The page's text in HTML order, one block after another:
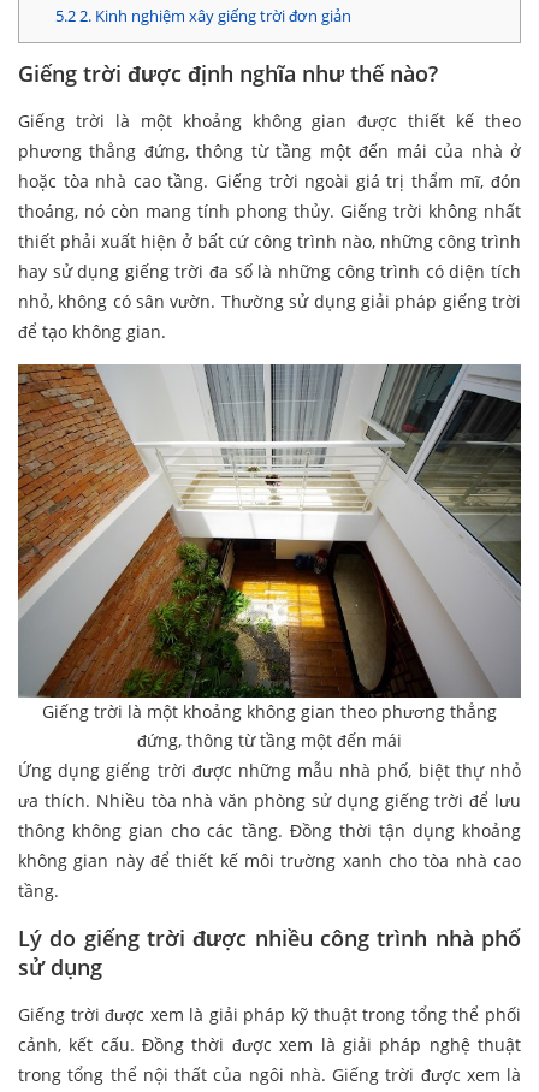
5.22. Kinh nghiệm xây giếng trời đơn giản
Giếng trời được định nghĩa như thế nào?
Giếng trời là một khoảng không gian được thiết kế theo
phương thẳng đứng, thông từ tầng một đến mái của nhà ở
hoặc tòa nhà cao tầng. Giếng trời ngoài giá trị thẩm mĩ, đón
thoáng, nó còn mang tính phong thủy. Giếng trời không nhất
thiết phải xuất hiện ở bất cứ công trình nào, những công trình
hay sử dụng giếng trời đa số là những công trình có diện tích
nhỏ, không có sân vườn. Thường sử dụng giải pháp giếng trời
để tạo không gian.
Giếng trời là một khoảng không gian theo phương thẳng
đứng, thông từ tầng một đến mái
Ứng dụng giếng trời được những mẫu nhà phố, biệt thự nhỏ
ưa thích. Nhiều tòa nhà văn phòng sử dụng giếng trời để lưu
thông không gian cho các tầng. Đồng thời tận dụng khoảng
không gian này để thiết kế môi trường xanh cho tòa nhà cao
tầng.
Lý do giếng trời được nhiều công trình nhà phố
sử dụng
Giếng trời được xem là giải pháp kỹ thuật trong tổng thể phối
cảnh, kết cấu. Đồng thời được xem là giải pháp nghệ thuật
trong tổng thể nội thất của ngôi nhà. Giếng trời được xem là